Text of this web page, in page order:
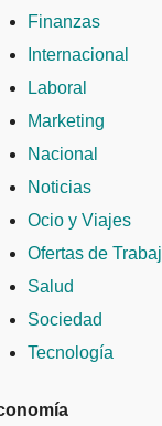
Finanzas
Internacional
Laboral
Marketing
Nacional
Noticias
Ocio y Viajes
Ofertas de
Salud
Sociedad
Tecnología